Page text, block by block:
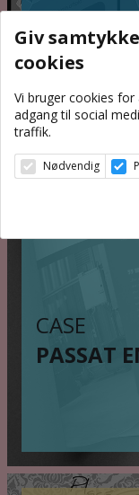
CASE
CASE
PASSAT
Giv
cookies
Vi bruger cookies
adgang til social
traffik.
Nødvendig